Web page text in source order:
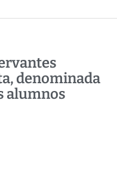
denominada
alumnos